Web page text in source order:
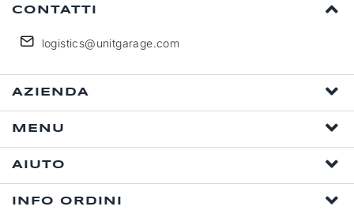
CONTATTI
logistics@unitgarage.com
AZIENDA
MENU
AIUTO
INFO ORDINI